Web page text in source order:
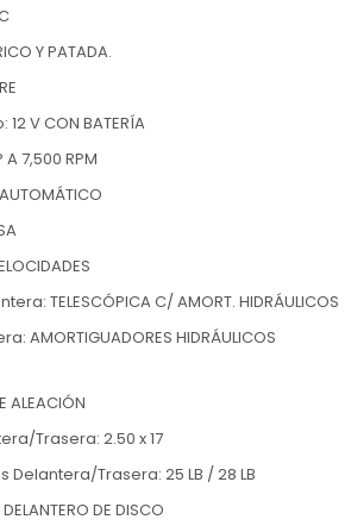
Y PATADA.
V CON BATERÍA
7,500 RPM
TELESCÓPICA C/ AMORT. HIDRÁULICOS
AMORTIGUADORES HIDRÁULICOS
Trasera: 2.50 x 17
Delantera/Trasera: 25 LB / 28 LB
DE DISCO